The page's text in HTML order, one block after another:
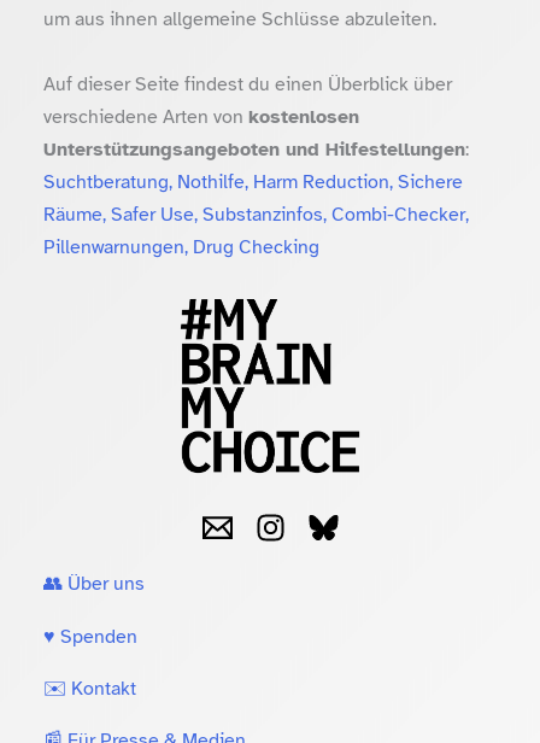
um aus ihnen allgemeine Schlüsse abzuleiten.
Auf dieser Seite findest du einen Überblick über
verschiedene Arten von kostenlosen
Unterstützungsangeboten und Hilfestellungen:
Suchtberatung, Nothilfe, Harm Reduction, Sichere
Räume, Safer Use, Substanzinfos, Combi-Checker,
Pillenwarnungen, Drug Checking
👥 Über uns
♥️ Spenden
✉️ Kontakt